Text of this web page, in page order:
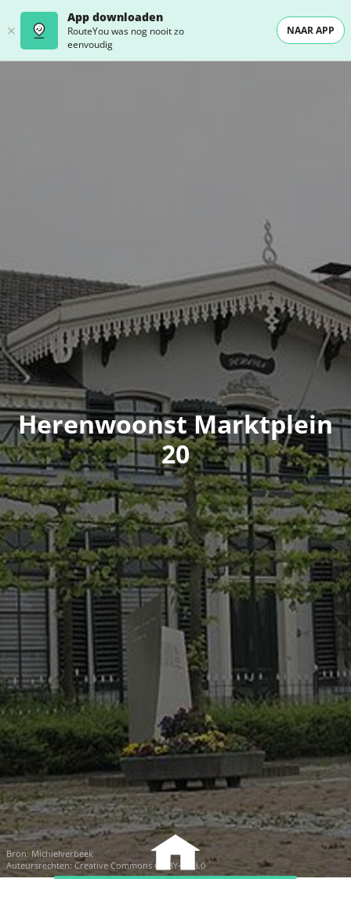
App downloaden
RouteYou was nog nooit zo
eenvoudig
NAAR APP
Herenwoonst Marktplein
20
Bron: Michielverbeek
Auteursrechten: Creative Commons CC BY-SA 3.0